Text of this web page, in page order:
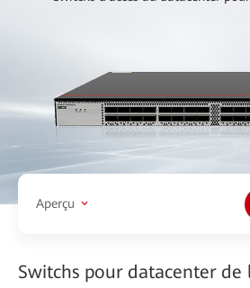
Aperçu
Switchs pour datacenter de